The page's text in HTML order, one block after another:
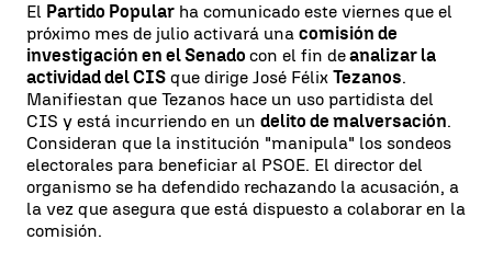
El Partido Popular ha comunicado este viernes que el
próximo mes de julio activará una comisión de
investigación en el Senado con el fin deanalizar la
actividad del CIS que dirige José Félix Tezanos.
Manifiestan que Tezanos hace un uso partidista del
CIS y está incurriendo en un delito de malversación.
Consideran que la institución "manipula" los sondeos
electorales para beneficiar al PSOE. El director del
organismo se ha defendido rechazando la acusación, a
la vez que asegura que está dispuesto a colaborar en la
comisión.